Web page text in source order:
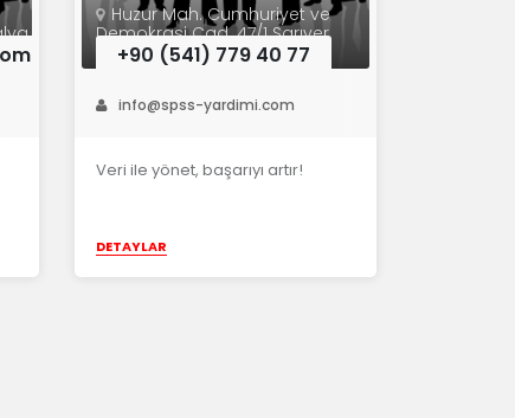
Huzur Mah. Cumhuriyet ve
Demokrasi Cad. 47/1 Sarıyer
İSTANBUL
+90 (541) 779 40 77
info@spss-yardimi.com
Veri ile yönet, başarıyı artır!
DETAYLAR